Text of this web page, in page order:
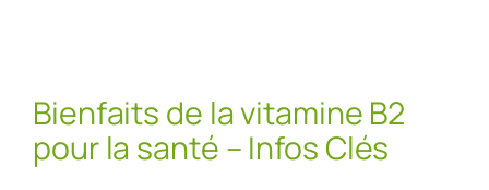
Bienfaits de la vitamine B2
pour la santé – Infos Clés